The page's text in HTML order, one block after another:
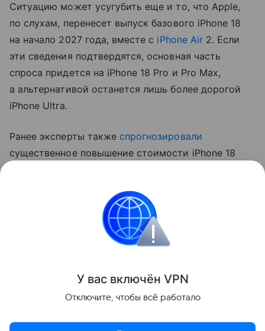
Ситуацию может усугубить еще и то, что Apple,
по слухам, перенесет выпуск базового iPhone 18
на начало 2027 года, вместе с iPhone Air2. Если
эти сведения подтвердятся, основная часть
спроса придется на iPhone 18 Pro и Pro Max,
а альтернативой останется лишь более дорогой
iPhone Ultra.
Ранее эксперты также спрогнозировали
существенное повышение стоимости iPhone 18
Поделиться
У вас включён VPN
Отключите, чтобы всё работало